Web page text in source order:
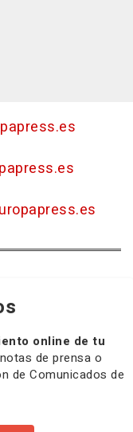
online de tu
de prensa o
de Comunicados de